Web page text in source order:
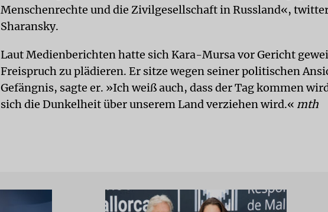
Menschenrechte und die Zivilgesellschaft in Russland«,
Sharansky.
Laut Medienberichten hatte sich Kara-Mursa vor Gericht
Freispruch zu plädieren. Er sitze wegen seiner politischen
Gefängnis, sagte er. »Ich weiß auch, dass der Tag kommen
sich die Dunkelheit über unserem Land verziehen wird.« mth